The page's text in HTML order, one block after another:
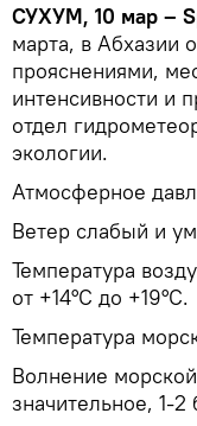
СУХУМ, 10 мар –
марта, в Абхазии
прояснениями,
интенсивности и
отдел
экологии.
Атмосферное
Ветер слабый и
Температура
от +14°С до +19°С.
Температура
Волнение
значительное, 1-2